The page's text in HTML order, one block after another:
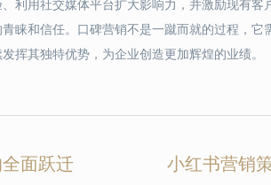
利用社交媒体平台扩大影响力，并激励现有
睐和信任。口碑营销不是一蹴而就的过程，
挥其独特优势，为企业创造更加辉煌的业绩。
面跃迁 小红书营销